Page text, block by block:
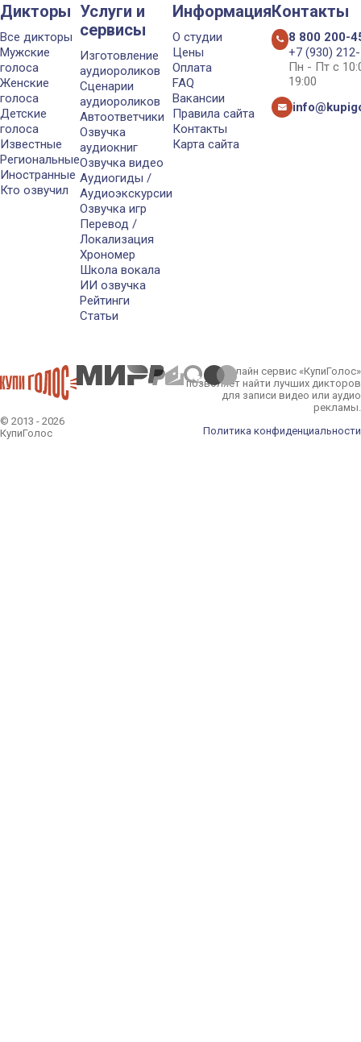
Дикторы
Все дикторы
Мужские
голоса
Женские
голоса
Детские
голоса
Известные
Региональные
Иностранные
Кто озвучил
Услуги и
сервисы
Изготовление
аудиороликов
Сценарии
аудиороликов
Автоответчики
Озвучка
аудиокниг
Озвучка видео
Аудиогиды /
Аудиоэкскурсии
Озвучка игр
Перевод /
Локализация
Хрономер
Школа вокала
ИИ озвучка
Рейтинги
Статьи
Информация
О студии
Цены
Оплата
FAQ
Вакансии
Правила сайта
Контакты
Карта сайта
Контакты
8 800 200-
+7 (930)
Пн - Пт с
19:00
© 2013 - 2026
КупиГолос
Онлайн сервис «КупиГолос»
позволяет найти лучших дикторов
для записи видео или аудио
рекламы.
Политика конфиденциальности